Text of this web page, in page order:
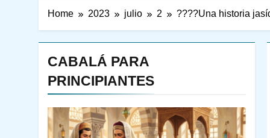
Home 2023 julio 2 ????Una historia
CABALÁ PARA
PRINCIPIANTES